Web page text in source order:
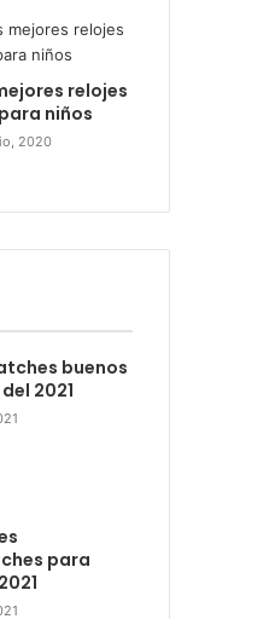
relojes
niños
2020
buenos
2021
para